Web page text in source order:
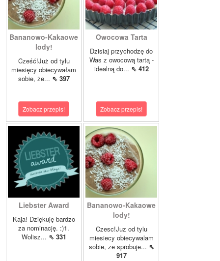
Bananowo-Kakaowe
lody!
Cześć!Już od tylu
miesięcy obiecywałam
sobie, że... ⇖ 397
Zobacz przepis!
Owocowa Tarta
Dzisiaj przychodzę do
Was z owocową tartą -
idealną do... ⇖ 412
Zobacz przepis!
Liebster Award
Kaja! Dziękuję bardzo
za nominację. :)1.
Wolisz... ⇖ 331
Bananowo-Kakaowe
lody!
Czesc!Juz od tylu
miesiecy obiecywalam
sobie, ze sprobuje... ⇖
917